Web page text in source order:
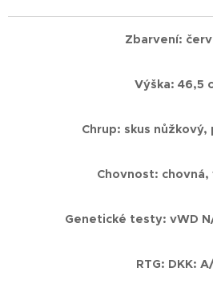
Zbarvení:
Výška: 46,5
Chrup: skus nůžkový,
Chovnost: chovná,
Genetické testy: vWD
RTG: DKK: